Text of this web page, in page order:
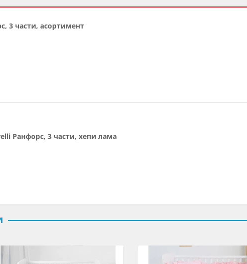
3 части, асортимент
Ранфорс, 3 части, хепи лама